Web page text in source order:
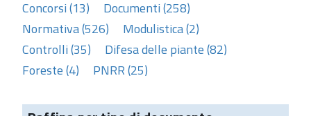
Concorsi (13)
Documenti (258)
Normativa (526)
Modulistica (2)
Controlli (35)
Difesa delle piante (82)
Foreste (4)
PNRR (25)